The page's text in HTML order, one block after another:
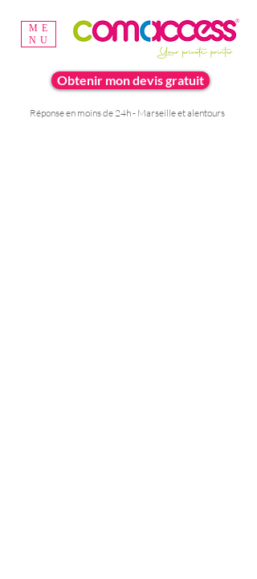
Obtenir mon devis gratuit
Réponse en moins de 24h - Marseille et alentours
ME
NU